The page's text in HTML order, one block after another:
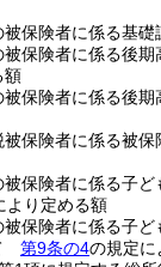
保険者に係る基
保険者に係る後
額
保険者に係る後
保険者に係る被
保険者に係る子
より定める額
保険者に係る子
第9条の4の規定に